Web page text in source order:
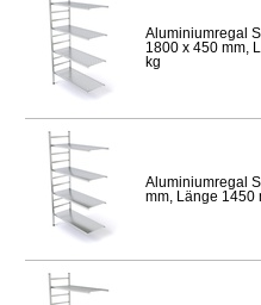
Aluminiumregal
1800 x 450 mm,
kg
Aluminiumregal
mm, Länge 1450